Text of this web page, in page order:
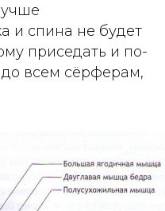
и спина не будет
приседать и по-
всем сёрферам,